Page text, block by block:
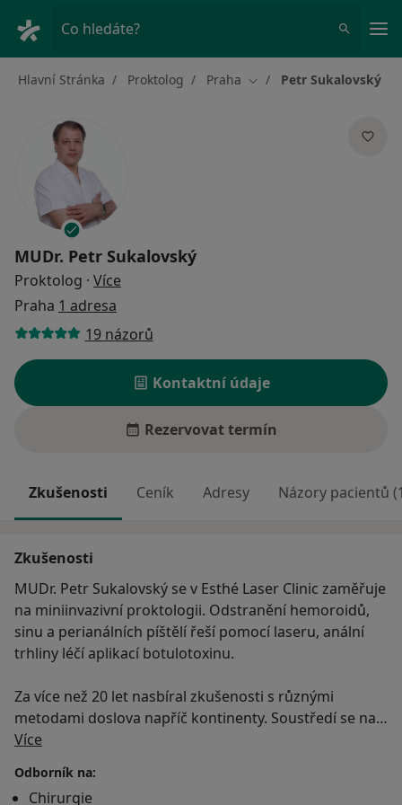
Co hledáte?
Hlavní Stránka Proktolog Praha Změna města
Petr Sukalovský
MUDr. Petr Sukalovský
Proktolog · Více
Praha 1 adresa
19 názorů
Kontaktní údaje
Rezervovat termín
Zkušenosti Ceník Adresy Názory pacientů
Zkušenosti
MUDr. Petr Sukalovský se v Esthé Laser Clinic zaměřuje
na miniinvazivní proktologii. Odstranění hemoroidů,
sinu a perianálních píštělí řeší pomocí laseru, anální
trhliny léčí aplikací botulotoxinu.
Za více než 20 let nasbíral zkušenosti s různými
metodami doslova napříč kontinenty. Soustředí se na
chirurgii orgánů dutiny břišní a to především
laparoskopickou formou. Věnuje se operacím
onkologických onemocnění i endoskopii a klade velký
Více
Odborník na:
Chirurgie